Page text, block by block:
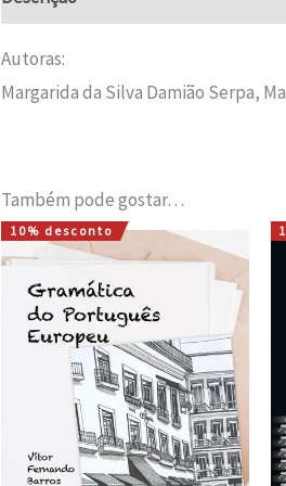
Autoras:
Margarida da Silva Damião Serpa,
Também pode gostar…
10% desconto
O
preço
original
era:
18,00 €.
O
preço
atual
é:
16,20 €.